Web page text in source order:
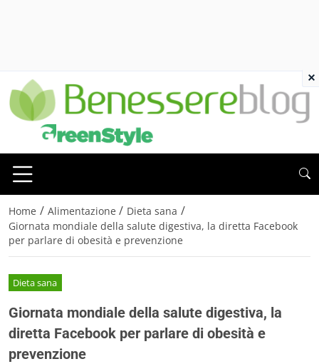
Home / Alimentazione / Dieta sana /
Giornata mondiale della salute digestiva, la diretta Facebook
per parlare di obesità e prevenzione
Dieta sana
Giornata mondiale della salute digestiva, la
diretta Facebook per parlare di obesità e
prevenzione
×